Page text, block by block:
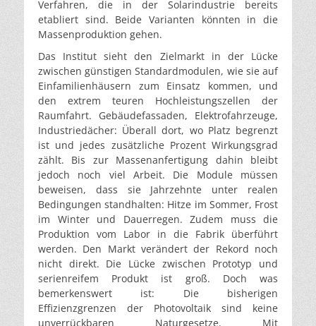
Verfahren, die in der Solarindustrie bereits
etabliert sind. Beide Varianten könnten in die
Massenproduktion gehen.
Das Institut sieht den Zielmarkt in der Lücke
zwischen günstigen Standardmodulen, wie sie auf
Einfamilienhäusern zum Einsatz kommen, und
den extrem teuren Hochleistungszellen der
Raumfahrt. Gebäudefassaden, Elektrofahrzeuge,
Industriedächer: Überall dort, wo Platz begrenzt
ist und jedes zusätzliche Prozent Wirkungsgrad
zählt. Bis zur Massenanfertigung dahin bleibt
jedoch noch viel Arbeit. Die Module müssen
beweisen, dass sie Jahrzehnte unter realen
Bedingungen standhalten: Hitze im Sommer, Frost
im Winter und Dauerregen. Zudem muss die
Produktion vom Labor in die Fabrik überführt
werden. Den Markt verändert der Rekord noch
nicht direkt. Die Lücke zwischen Prototyp und
serienreifem Produkt ist groß. Doch was
bemerkenswert ist: Die bisherigen
Effizienzgrenzen der Photovoltaik sind keine
unverrückbaren Naturgesetze. Mit